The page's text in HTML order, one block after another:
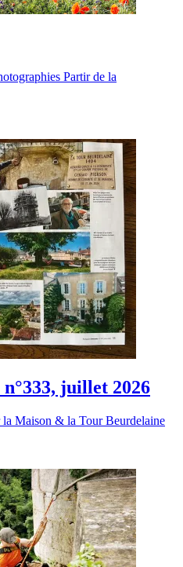
Partir de la
juillet 2026
la Maison & la Tour Beurdelaine